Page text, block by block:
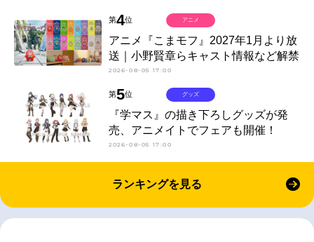
第4位
アニメ『こまモフ』2027年1月より放
送｜小野賢章らキャスト情報など解禁
2026-08-05 17:00
アニメ
第5位
『学マス』の描き下ろしグッズが発
売、アニメイトでフェアも開催！
2026-08-05 17:00
グッズ
ランキングを見る